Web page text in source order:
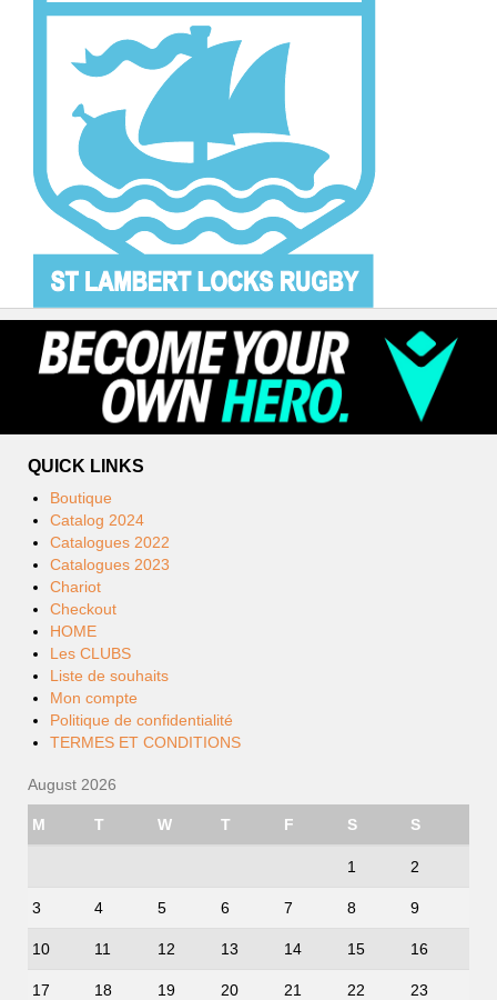
QUICK LINKS
Boutique
Catalog 2024
Catalogues 2022
Catalogues 2023
Chariot
Checkout
HOME
Les CLUBS
Liste de souhaits
Mon compte
Politique de confidentialité
TERMES ET CONDITIONS
August 2026
M T W T F S S
1 2
3 4 5 6 7 8 9
10 11 12 13 14 15 16
17 18 19 20 21 22 23